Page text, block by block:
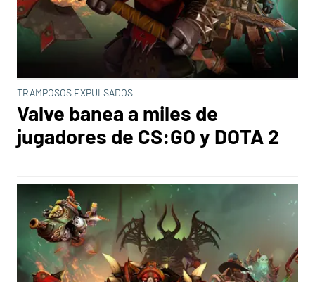
TRAMPOSOS EXPULSADOS
Valve banea a miles de
jugadores de CS:GO y DOTA 2